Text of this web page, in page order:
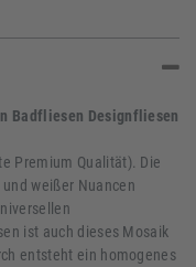
Badfliesen Designfliesen
Premium Qualität). Die
weißer Nuancen
ist auch dieses Mosaik
entsteht ein homogenes